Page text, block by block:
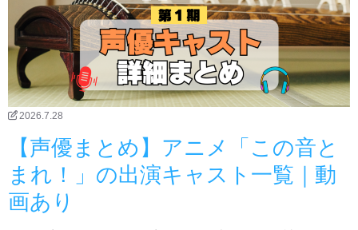
2026.7.28
【声優まとめ】アニメ「この音と
まれ！」の出演キャスト一覧｜動
画あり